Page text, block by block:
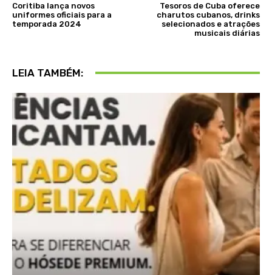
Coritiba lança novos
uniformes oficiais para a
temporada 2024
Tesoros de Cuba oferece
charutos cubanos, drinks
selecionados e atrações
musicais diárias
LEIA TAMBÉM: